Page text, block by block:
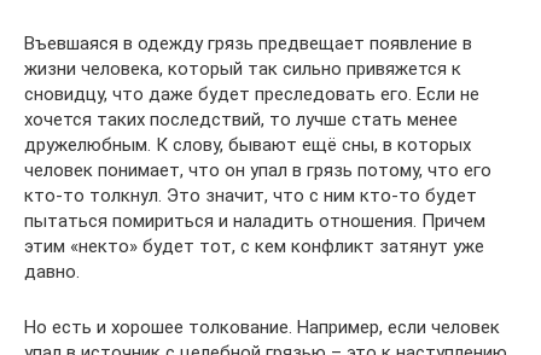
Въевшаяся в одежду грязь предвещает появление в
жизни человека, который так сильно привяжется к
сновидцу, что даже будет преследовать его. Если не
хочется таких последствий, то лучше стать менее
дружелюбным. К слову, бывают ещё сны, в которых
человек понимает, что он упал в грязь потому, что его
кто-то толкнул. Это значит, что с ним кто-то будет
пытаться помириться и наладить отношения. Причем
этим «некто» будет тот, с кем конфликт затянут уже
давно.
Но есть и хорошее толкование. Например, если человек